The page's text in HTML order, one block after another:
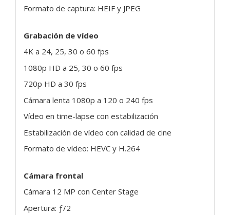
Formato de captura: HEIF y JPEG
Grabación de vídeo
4K a 24, 25, 30 o 60 fps
1080p HD a 25, 30 o 60 fps
720p HD a 30 fps
Cámara lenta 1080p a 120 o 240 fps
Vídeo en time-lapse con estabilización
Estabilización de vídeo con calidad de cine
Formato de vídeo: HEVC y H.264
Cámara frontal
Cámara 12 MP con Center Stage
Apertura: ƒ/2